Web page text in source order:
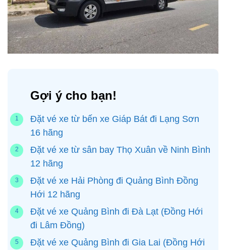
Gợi ý cho bạn!
Đặt vé xe từ bến xe Giáp Bát đi Lạng Sơn
16 hãng
Đặt vé xe từ sân bay Thọ Xuân về Ninh Bình
12 hãng
Đặt vé xe Hải Phòng đi Quảng Bình Đồng
Hới 12 hãng
Đặt vé xe Quảng Bình đi Đà Lạt (Đồng Hới
đi Lâm Đồng)
Đặt vé xe Quảng Bình đi Gia Lai (Đồng Hới